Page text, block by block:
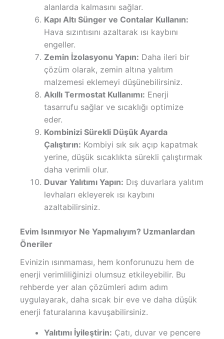
alanlarda kalmasını sağlar.
Kapı Altı Sünger ve Contalar Kullanın:
Hava sızıntısını azaltarak ısı kaybını
engeller.
Zemin İzolasyonu Yapın: Daha ileri bir
çözüm olarak, zemin altına yalıtım
malzemesi eklemeyi düşünebilirsiniz.
Akıllı Termostat Kullanımı: Enerji
tasarrufu sağlar ve sıcaklığı optimize
eder.
Kombinizi Sürekli Düşük Ayarda
Çalıştırın: Kombiyi sık sık açıp kapatmak
yerine, düşük sıcaklıkta sürekli çalıştırmak
daha verimli olur.
Duvar Yalıtımı Yapın: Dış duvarlara yalıtım
levhaları ekleyerek ısı kaybını
azaltabilirsiniz.
Evim Isınmıyor Ne Yapmalıyım? Uzmanlardan
Öneriler
Evinizin ısınmaması, hem konforunuzu hem de
enerji verimliliğinizi olumsuz etkileyebilir. Bu
rehberde yer alan çözümleri adım adım
uygulayarak, daha sıcak bir eve ve daha düşük
enerji faturalarına kavuşabilirsiniz.
Yalıtımı İyileştirin: Çatı, duvar ve pencere